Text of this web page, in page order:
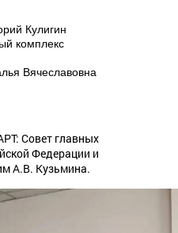
Кулигин
комплекс
Вячеславовна
Совет главных
Федерации и
А.В. Кузьмина.